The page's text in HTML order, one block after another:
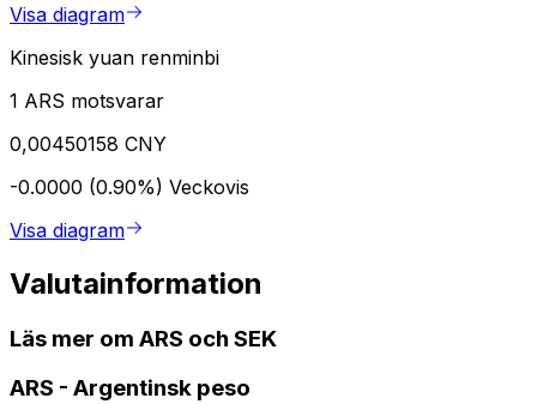
Visa diagram
Kinesisk yuan renminbi
1 ARS motsvarar
0,00450158 CNY
-0.0000 (0.90%) Veckovis
Visa diagram
Valutainformation
Läs mer om ARS och SEK
ARS - Argentinsk peso